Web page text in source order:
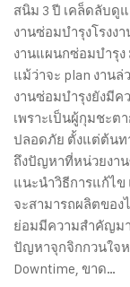
สนิม 3 ปี เคล็ดลับดู
งานซ่อมบำรุงโรงง
งานแผนกซ่อมบำรุ
แม้ว่าจะ plan งาน
งานซ่อมบำรุงยังมีค
เพราะเป็นผู้กุมชะต
ปลอดภัย ตั้งแต่ต้นท
ถึงปัญหาที่หน่วยงา
แนะนำวิธีการแก้ไข
จะสามารถผลิตขอ
ย่อมมีความสำคัญม
ปัญหาจุกจิกกวนใจ
Downtime, ขาด…